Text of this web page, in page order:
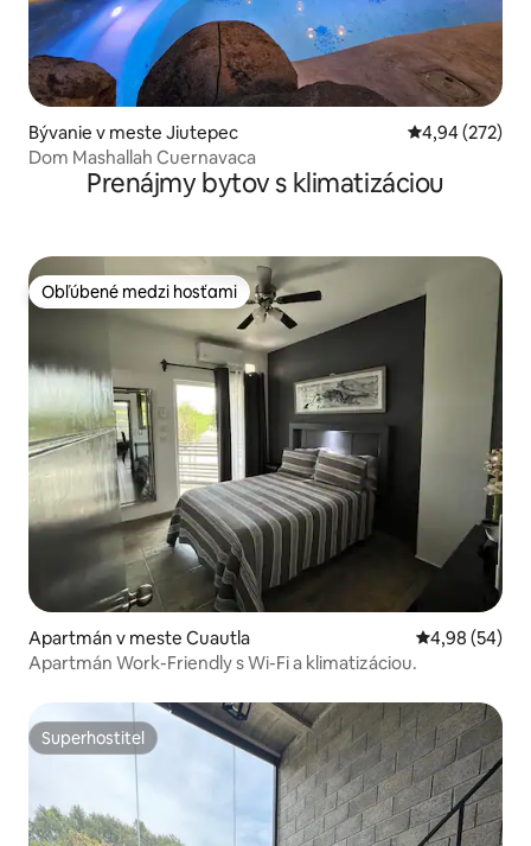
Bývanie v meste Jiutepec Priemerné
4,94 (272)
Dom Mashallah Cuernavaca
Prenájmy bytov s klimatizáciou
Obľúbené medzi hosťami
Obľúbené medzi hosťami
Apartmán v meste Cuautla Priemerné
4,98 (54)
Apartmán Work-Friendly s Wi-Fi a klimatizáciou.
Superhostiteľ
Superhostiteľ